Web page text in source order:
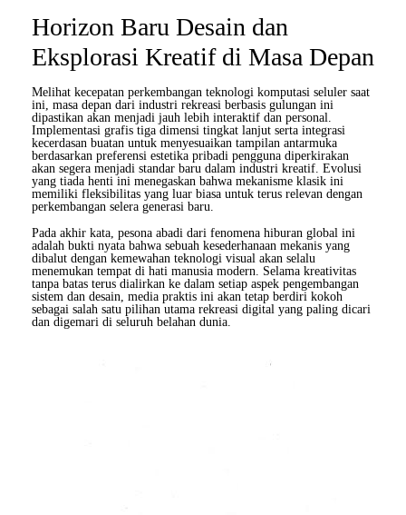
Horizon Baru Desain dan
Eksplorasi Kreatif di Masa Depan
Melihat kecepatan perkembangan teknologi komputasi seluler saat
ini, masa depan dari industri rekreasi berbasis gulungan ini
dipastikan akan menjadi jauh lebih interaktif dan personal.
Implementasi grafis tiga dimensi tingkat lanjut serta integrasi
kecerdasan buatan untuk menyesuaikan tampilan antarmuka
berdasarkan preferensi estetika pribadi pengguna diperkirakan
akan segera menjadi standar baru dalam industri kreatif. Evolusi
yang tiada henti ini menegaskan bahwa mekanisme klasik ini
memiliki fleksibilitas yang luar biasa untuk terus relevan dengan
perkembangan selera generasi baru.
Pada akhir kata, pesona abadi dari fenomena hiburan global ini
adalah bukti nyata bahwa sebuah kesederhanaan mekanis yang
dibalut dengan kemewahan teknologi visual akan selalu
menemukan tempat di hati manusia modern. Selama kreativitas
tanpa batas terus dialirkan ke dalam setiap aspek pengembangan
sistem dan desain, media praktis ini akan tetap berdiri kokoh
sebagai salah satu pilihan utama rekreasi digital yang paling dicari
dan digemari di seluruh belahan dunia.